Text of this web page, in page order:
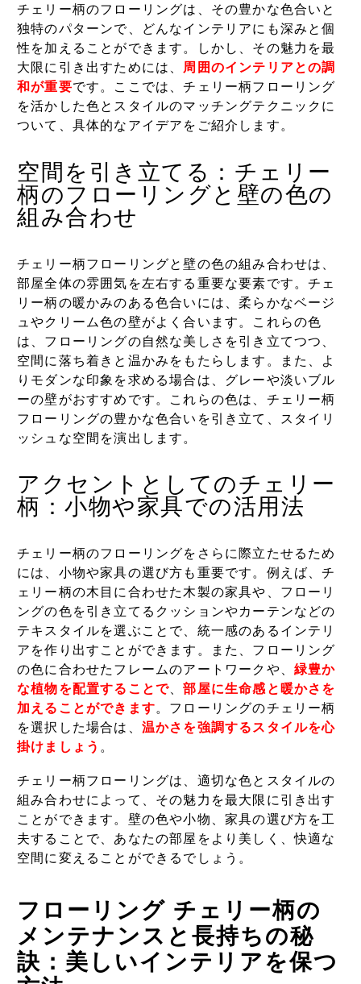
チェリー柄のフローリングは、その豊かな色合いと
独特のパターンで、どんなインテリアにも深みと個
性を加えることができます。しかし、その魅力を最
大限に引き出すためには、 周囲のインテリアとの調
和が重要です。ここでは、チェリー柄フローリング
を活かした色とスタイルのマッチングテクニックに
ついて、具体的なアイデアをご紹介します。
空間を引き立てる：チェリー
柄のフローリングと壁の色の
組み合わせ
チェリー柄フローリングと壁の色の組み合わせは、
部屋全体の雰囲気を左右する重要な要素です。チェ
リー柄の暖かみのある色合いには、柔らかなベージ
ュやクリーム色の壁がよく合います。これらの色
は、フローリングの自然な美しさを引き立てつつ、
空間に落ち着きと温かみをもたらします。また、よ
りモダンな印象を求める場合は、グレーや淡いブル
ーの壁がおすすめです。これらの色は、チェリー柄
フローリングの豊かな色合いを引き立て、スタイリ
ッシュな空間を演出します。
アクセントとしてのチェリー
柄：小物や家具での活用法
チェリー柄のフローリングをさらに際立たせるため
には、小物や家具の選び方も重要です。例えば、チ
ェリー柄の木目に合わせた木製の家具や、フローリ
ングの色を引き立てるクッションやカーテンなどの
テキスタイルを選ぶことで、統一感のあるインテリ
アを作り出すことができます。また、フローリング
の色に合わせたフレームのアートワークや、 緑豊か
な植物を配置することで 、部屋に生命感と暖かさを
加えることができます。フローリングのチェリー柄
を選択した場合は、 温かさを強調するスタイルを心
掛けましょう 。
チェリー柄フローリングは、適切な色とスタイルの
組み合わせによって、その魅力を最大限に引き出す
ことができます。壁の色や小物、家具の選び方を工
夫することで、あなたの部屋をより美しく、快適な
空間に変えることができるでしょう。
フローリング チェリー柄の
メンテナンスと長持ちの秘
訣：美しいインテリアを保つ